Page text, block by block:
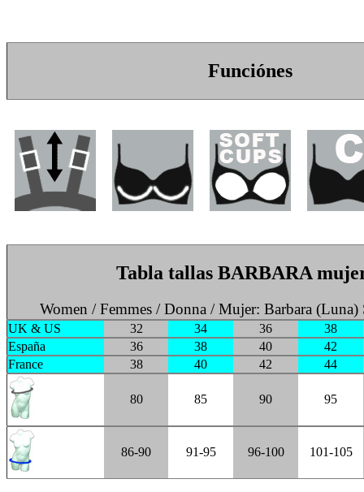
Funciónes
Tabla tallas BARBARA
Women / Femmes / Donna / Mujer: Barbara
UK & US 32 34 36
38
España
36 38 40
42
France
38 40 42 44
80 85 90 95
86-90 91-95 96-100 101-105